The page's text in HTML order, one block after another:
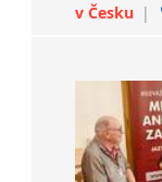
v Česku |